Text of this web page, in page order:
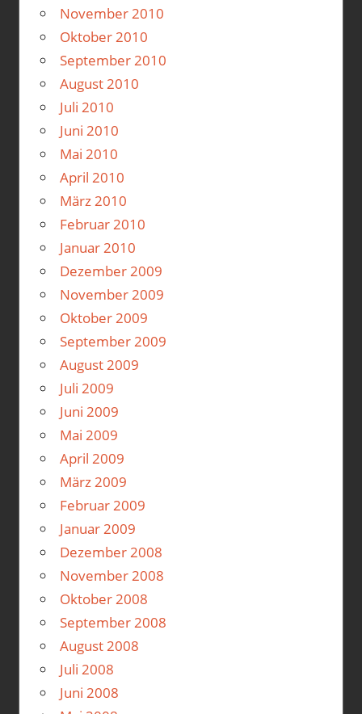
November 2010
Oktober 2010
September 2010
August 2010
Juli 2010
Juni 2010
Mai 2010
April 2010
März 2010
Februar 2010
Januar 2010
Dezember 2009
November 2009
Oktober 2009
September 2009
August 2009
Juli 2009
Juni 2009
Mai 2009
April 2009
März 2009
Februar 2009
Januar 2009
Dezember 2008
November 2008
Oktober 2008
September 2008
August 2008
Juli 2008
Juni 2008